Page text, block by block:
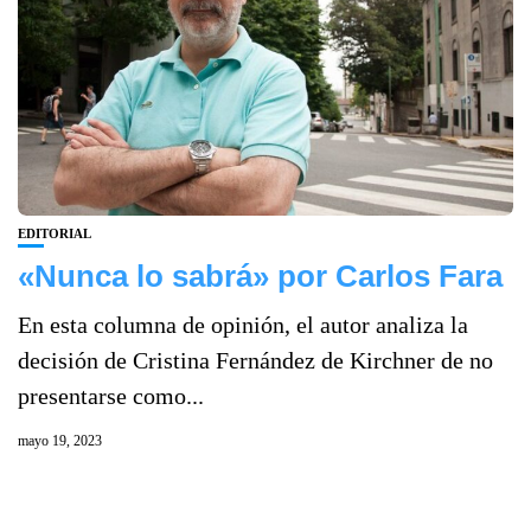
EDITORIAL
«Nunca lo sabrá» por Carlos Fara
En esta columna de opinión, el autor analiza la
decisión de Cristina Fernández de Kirchner de no
presentarse como...
mayo 19, 2023